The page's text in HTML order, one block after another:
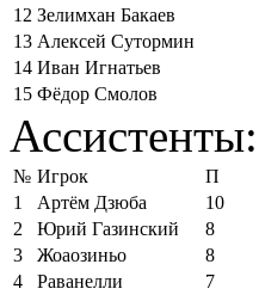
12 Зелимхан Бакаев
13 Алексей Сутормин
14 Иван Игнатьев
15 Фёдор Смолов
Ассистенты:
№ Игрок
П
1
Артём Дзюба
10
2
Юрий Газинский
8
3
Жоаозиньо
8
4
Раванелли
7